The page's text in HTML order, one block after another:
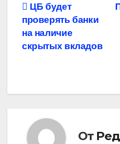
Навигация
по
записям
ЦБ будет
проверять банки
на наличие
скрытых вкладов
От